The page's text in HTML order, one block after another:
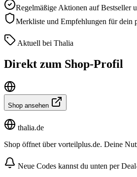
Regelmäßige Aktionen auf Bestseller
Merkliste und Empfehlungen für dein
Aktuell bei Thalia
Direkt zum Shop-Profil
Shop ansehen
thalia.de
Shop öffnet über vorteilplus.de. Deine
Neue Codes kannst du unten per